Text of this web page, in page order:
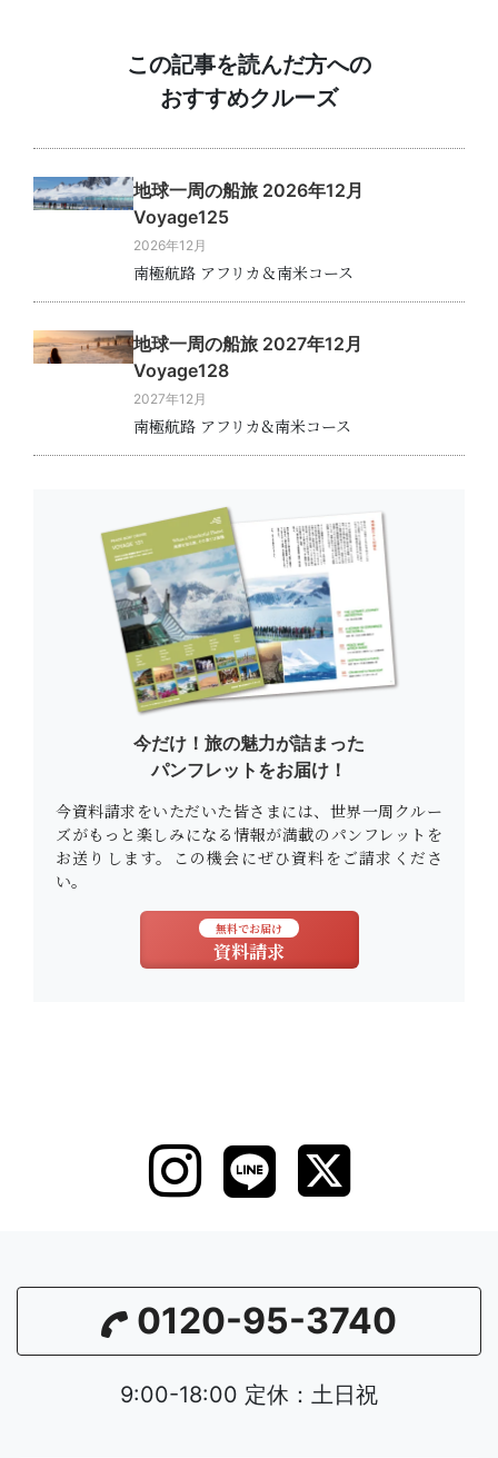
この記事を読んだ方への
おすすめクルーズ
地球一周の船旅 2026年12月
Voyage125
2026年12月
南極航路 アフリカ＆南米コース
地球一周の船旅 2027年12月
Voyage128
2027年12月
南極航路 アフリカ&南米コース
今だけ！旅の魅力が詰まった
パンフレットをお届け！
今資料請求をいただいた皆さまには、世界一周クルー
ズがもっと楽しみになる情報が満載のパンフレットを
お送りします。この機会にぜひ資料をご請求くださ
い。
無料でお届け
資料請求
0120-95-3740
9:00-18:00 定休：土日祝